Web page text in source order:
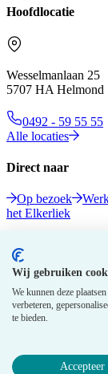
Wij gebruiken
We kunnen deze
verbeteren,
te bieden.
Accepteer
Hoofdlocatie
Wesselmanlaan 25
5707 HA Helmond
0492 - 59 55 55
Alle locaties
Direct naar
Op bezoek
het Elkerliek
Volg ons